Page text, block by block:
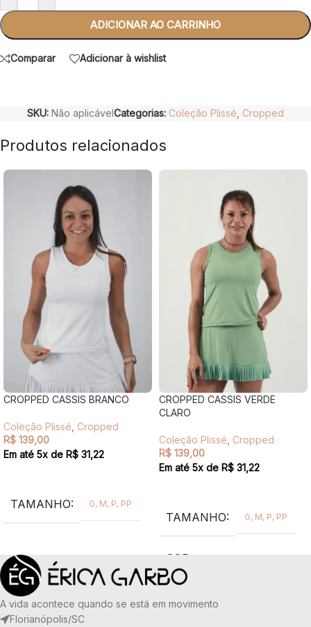
ADICIONAR AO CARRINHO
Comparar Adicionar à wishlist
SKU: Não aplicávelCategorias: Coleção Plissé Cropped
Produtos relacionados
CROPPED CASSIS BRANCO
Coleção Plissé Cropped
R$ 139,00
Em até 5x de R$ 31,22
TAMANHO G, M, P, PP
CROPPED CASSIS VERDE
CLARO
Coleção Plissé Cropped
R$ 139,00
Em até 5x de R$ 31,22
TAMANHO G, M, P, PP
COR
TECIDO
A vida acontece quando se está em movimento
Florianópolis/SC